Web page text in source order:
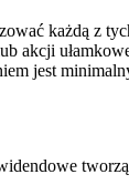
każdą z
akcji
jest